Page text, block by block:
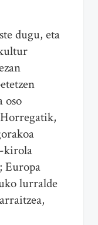
dugu, eta
oso
kirola
Europa
lurralde